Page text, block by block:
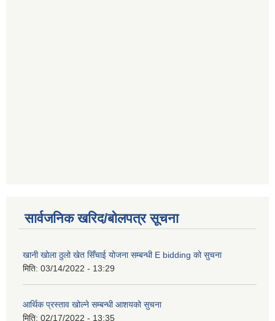
सार्वजनिक खरिद/बोलपत्र सूचना
खानी खोला ठुलो खेत सिँचाई योजना सम्बन्धी E bidding को सुचना
मिति: 03/14/2022 - 13:29
आर्थिक प्रस्ताव खोल्ने सम्बन्धी आशयको सुचना
मिति: 02/17/2022 - 13:35